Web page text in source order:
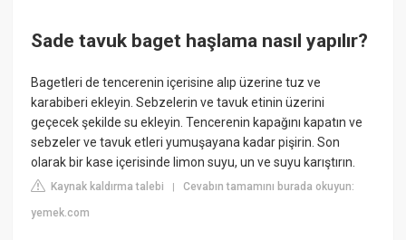
Sade tavuk baget haşlama nasıl yapılır?
Bagetleri de tencerenin içerisine alıp üzerine tuz ve
karabiberi ekleyin. Sebzelerin ve tavuk etinin üzerini
geçecek şekilde su ekleyin. Tencerenin kapağını kapatın ve
sebzeler ve tavuk etleri yumuşayana kadar pişirin. Son
olarak bir kase içerisinde limon suyu, un ve suyu karıştırın.
Kaynak kaldırma talebi |Cevabın tamamını burada okuyun:
yemek.com